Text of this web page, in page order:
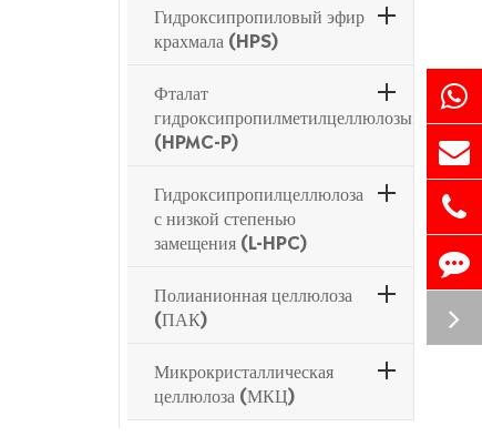
Гидроксипропиловый эфир
крахмала (HPS)
Фталат
гидроксипропилметилцеллюлозы
(HPMC-P)
Гидроксипропилцеллюлоза
с низкой степенью
замещения (L-HPC)
Полианионная целлюлоза
(ПАК)
Микрокристаллическая
целлюлоза (МКЦ)